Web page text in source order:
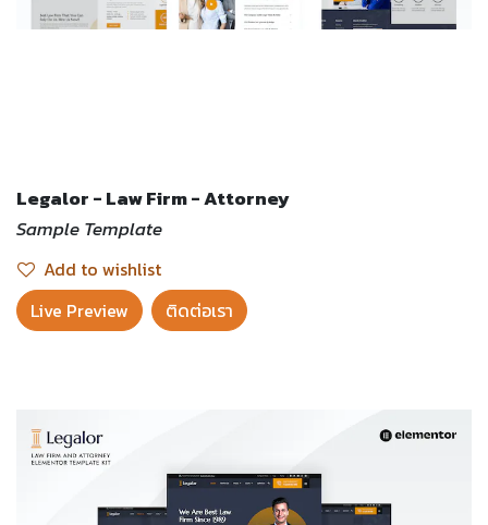
Legalor - Law Firm - Attorney
Sample Template
Add to wishlist
Live Preview​
ติดต่อเรา